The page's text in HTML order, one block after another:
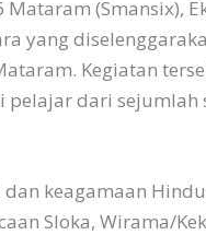
(Smansix),
yang
Kegiatan
dari sejumlah
keagamaan
Sloka, Wirama/